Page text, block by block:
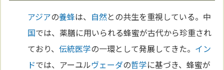
アジアの養蜂は、 自然との共生を重視している。中
国では、薬膳に用いられる蜂蜜が古代から珍重され
ており、伝統医学の一環として発展してきた。 イン
ドでは、アーユルヴェーダの哲学に基づき、蜂蜜が